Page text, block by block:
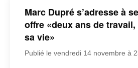
Marc Dupré s’adresse à
offre «deux ans de
sa vie»
Publié le vendredi 14 novembre à